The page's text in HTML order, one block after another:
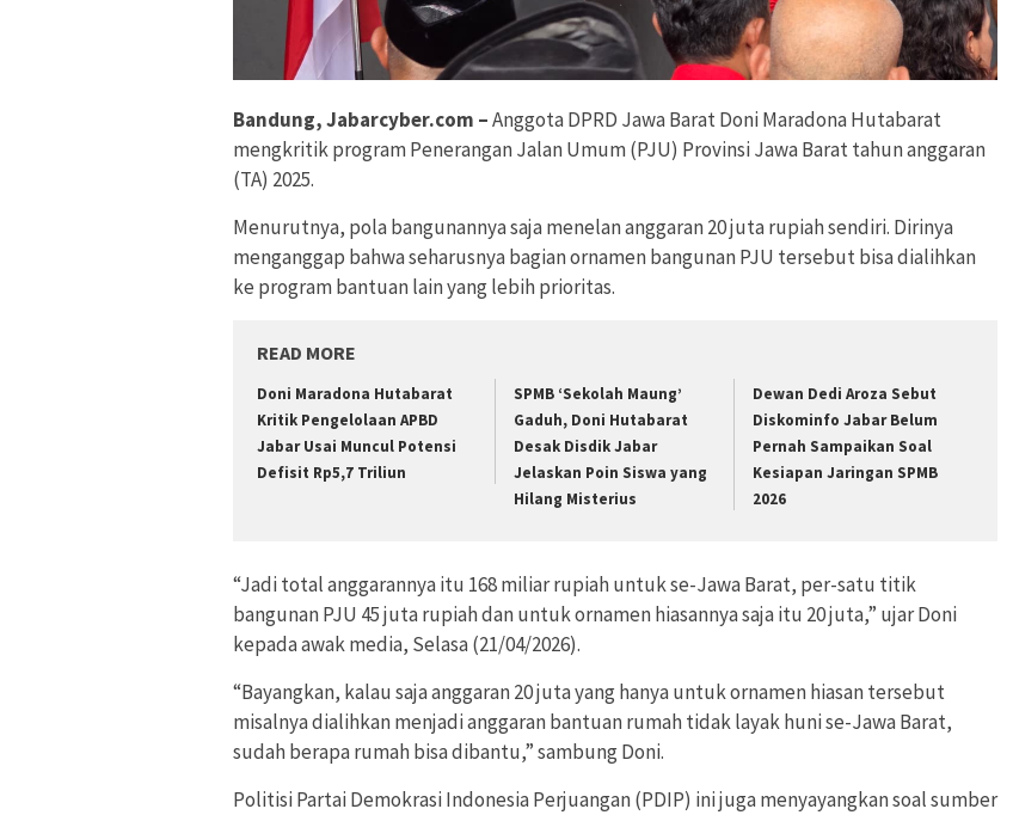
Bandung, Jabarcyber.com –Anggota DPRD Jawa Barat Doni Maradona Hutabarat
mengkritik program Penerangan Jalan Umum (PJU) Provinsi Jawa Barat tahun anggaran
(TA) 2025.
Menurutnya, pola bangunannya saja menelan anggaran 20 juta rupiah sendiri. Dirinya
menganggap bahwa seharusnya bagian ornamen bangunan PJU tersebut bisa dialihkan
ke program bantuan lain yang lebih prioritas.
READ MORE
Doni Maradona Hutabarat
Kritik Pengelolaan APBD
Jabar Usai Muncul Potensi
Defisit Rp5,7 Triliun
SPMB ‘Sekolah Maung’
Gaduh, Doni Hutabarat
Desak Disdik Jabar
Jelaskan Poin Siswa yang
Hilang Misterius
Dewan Dedi Aroza Sebut
Diskominfo Jabar Belum
Pernah Sampaikan Soal
Kesiapan Jaringan SPMB
2026
“Jadi total anggarannya itu 168 miliar rupiah untuk se-Jawa Barat, per-satu titik
bangunan PJU 45 juta rupiah dan untuk ornamen hiasannya saja itu 20 juta,” ujar Doni
kepada awak media, Selasa (21/04/2026).
“Bayangkan, kalau saja anggaran 20 juta yang hanya untuk ornamen hiasan tersebut
misalnya dialihkan menjadi anggaran bantuan rumah tidak layak huni se-Jawa Barat,
sudah berapa rumah bisa dibantu,” sambung Doni.
Politisi Partai Demokrasi Indonesia Perjuangan (PDIP) ini juga menyayangkan soal sumber